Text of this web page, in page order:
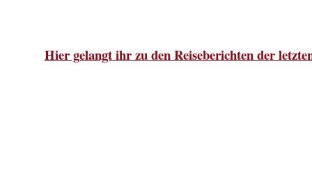
Hier gelangt ihr zu den Reiseberichten der